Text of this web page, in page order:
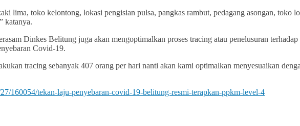
lima, toko kelontong, lokasi pengisian pulsa, pangkas rambut, pedagang asongan, toko
katanya.
Dinkes Belitung juga akan mengoptimalkan proses tracing atau penelusuran
Covid-19.
tracing sebanyak 407 orang per hari nanti akan kami optimalkan menyesuaikan
160054/tekan-laju-penyebaran-covid-19-belitung-resmi-terapkan-ppkm-level-4